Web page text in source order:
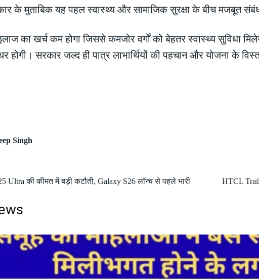
के मुताबिक यह पहल स्वास्थ्य और सामाजिक सुरक्षा के बीच मजबूत
का खर्च कम होगा जिससे कमजोर वर्गों को बेहतर स्वास्थ्य सुविधा
होगी। सरकार जल्द ही पात्र लाभार्थियों की पहचान और योजना के
Singh
Ultra की कीमत में बड़ी कटौती, Galaxy S26 लॉन्च से पहले भारी
HTCL Trail